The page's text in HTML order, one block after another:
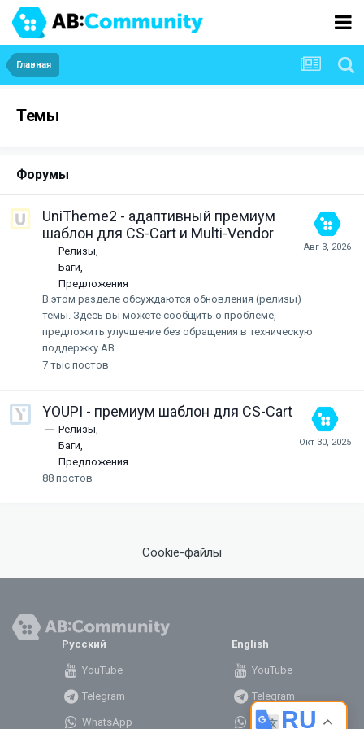
Главная
Темы
Форумы
UniTheme2 - адаптивный премиум
шаблон для CS-Cart и Multi-Vendor
Релизы
Баги
Предложения
В этом разделе обсуждаются обновления (релизы)
темы. Здесь вы можете сообщить о проблеме,
предложить улучшение без обращения в техническую
поддержку АВ.
7 тыс постов
YOUPI - премиум шаблон для CS-Cart
Релизы
Баги
Предложения
88 постов
Cookie-файлы
RU
Русский
YouTube
Telegram
WhatsApp
English
YouTube
Telegram
WhatsApp